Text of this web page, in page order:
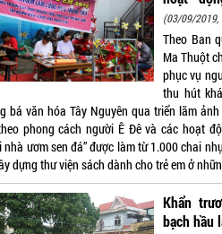
(03/09/2019,
Theo Ban
Ma Thuột
phục vụ
thu hút
bá văn hóa Tây Nguyên qua triển lãm
phong cách người Ê Đê và các hoạt
nhà ươm sen đá” được làm từ 1.000 chai
dựng thư viện sách dành cho trẻ em ở
Khẩn
bạch hầu